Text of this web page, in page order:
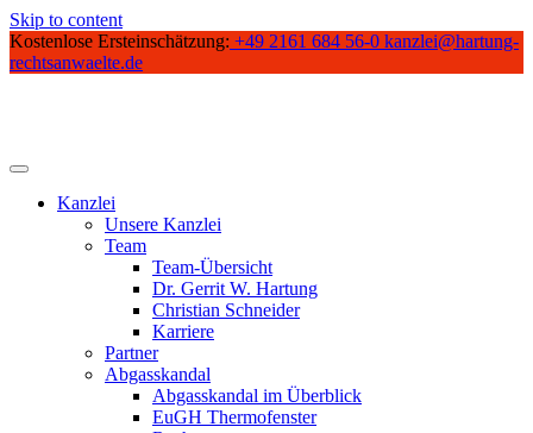
Skip to content
Kostenlose Ersteinschätzung: +49 2161 684 56-0 kanzlei@hartung-
rechtsanwaelte.de
Kanzlei
Unsere Kanzlei
Team
Team-Übersicht
Dr. Gerrit W. Hartung
Christian Schneider
Karriere
Partner
Abgasskandal
Abgasskandal im Überblick
EuGH Thermofenster